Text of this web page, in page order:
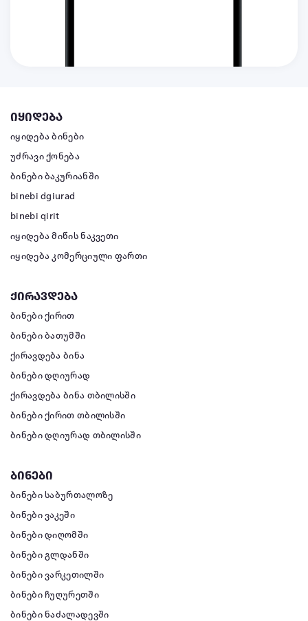
იყიდება
იყიდება ბინები
უძრავი ქონება
ბინები ბაკურიანში
binebi dgiurad
binebi qirit
იყიდება მიწის ნაკვეთი
იყიდება კომერციული ფართი
ქირავდება
ბინები ქირით
ბინები ბათუმში
ქირავდება ბინა
ბინები დღიურად
ქირავდება ბინა თბილისში
ბინები ქირით თბილისში
ბინები დღიურად თბილისში
ბინები
ბინები საბურთალოზე
ბინები ვაკეში
ბინები დიღომში
ბინები გლდანში
ბინები ვარკეთილში
ბინები ჩუღურეთში
ბინები ნაძალადევში